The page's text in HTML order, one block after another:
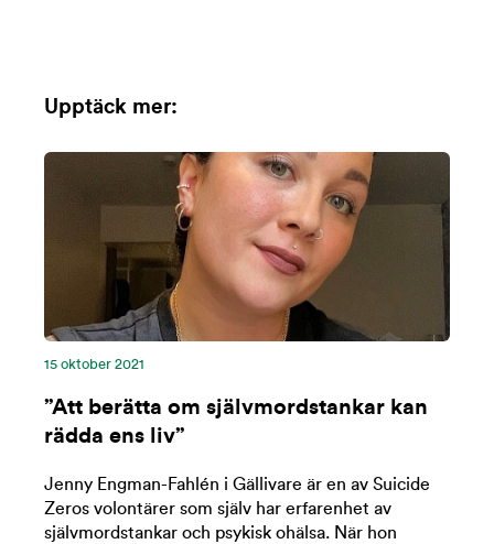
Upptäck mer:
15 oktober 2021
”Att berätta om självmordstankar kan
rädda ens liv”
Jenny Engman-Fahlén i Gällivare är en av Suicide
Zeros volontärer som själv har erfarenhet av
självmordstankar och psykisk ohälsa. När hon